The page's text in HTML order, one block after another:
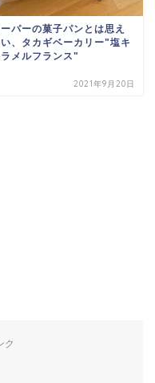
パーの菓子パンとは思え
、タカギベーカリー"塩キ
ラメルフランス"
2021年9月20日
ク